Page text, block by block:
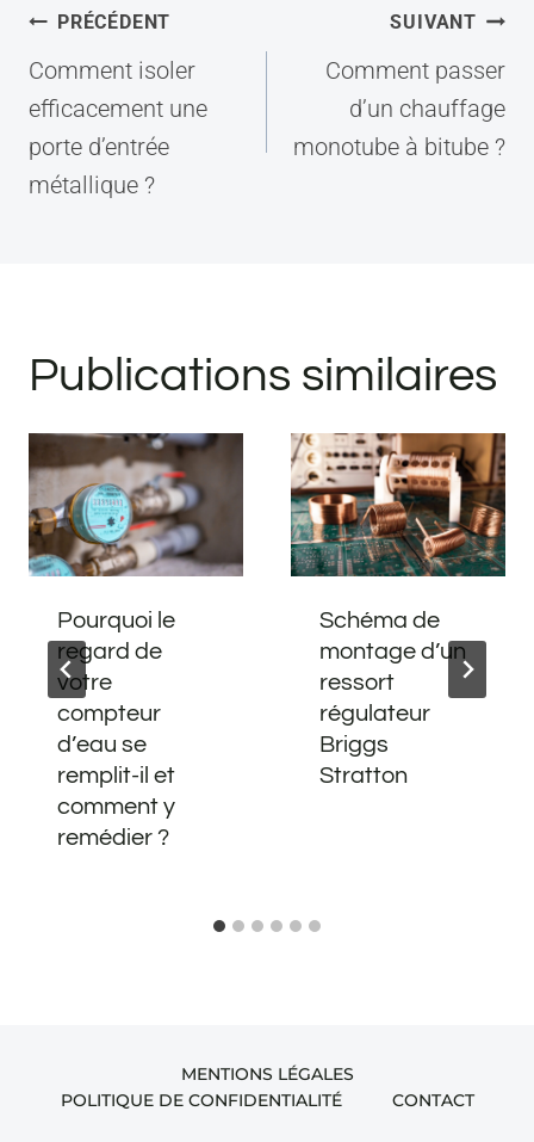
Navigation
de
l’article
PRÉCÉDENT
Comment isoler
efficacement une
porte d’entrée
métallique ?
SUIVANT
Comment passer
d’un chauffage
monotube à bitube ?
Publications similaires
Pourquoi le
regard de
votre
compteur
d’eau se
remplit-il et
comment y
remédier ?
Schéma de
montage d’un
ressort
régulateur
Briggs
Stratton
MENTIONS LÉGALES
POLITIQUE DE CONFIDENTIALITÉ
CONTACT